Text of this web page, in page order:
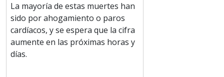
La mayoría de estas muertes han
sido por ahogamiento o paros
cardíacos, y se espera que la cifra
aumente en las próximas horas y
días.